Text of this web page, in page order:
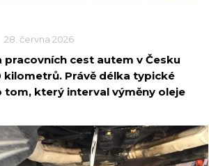
28. června 2026
pracovních cest autem v Česku
kilometrů. Právě délka typické
tom, který interval výměny oleje